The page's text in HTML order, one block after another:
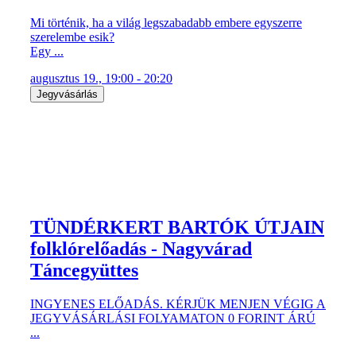
Mi történik, ha a világ legszabadabb embere egyszerre
szerelembe esik?
Egy ...
augusztus 19., 19:00 - 20:20
Jegyvásárlás
TÜNDÉRKERT BARTÓK ÚTJAIN
folklórelőadás - Nagyvárad
Táncegyüttes
INGYENES ELŐADÁS. KÉRJÜK MENJEN VÉGIG A
JEGYVÁSÁRLÁSI FOLYAMATON 0 FORINT ÁRÚ
...